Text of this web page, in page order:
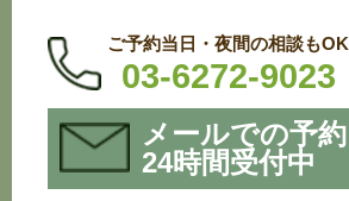
ご予約当日・夜間の相談もOK
03-6272-9023
メールでの予約
24時間受付中